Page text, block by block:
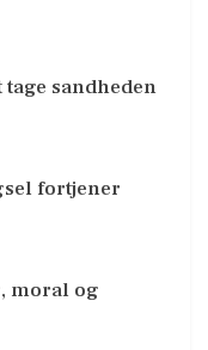
sandheden
fortjener
moral og